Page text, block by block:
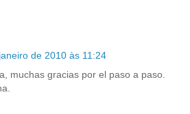
de 2010 às 11:24
muchas gracias por el paso a paso.